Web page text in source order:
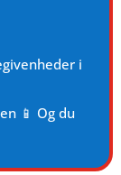
i
📱 Og du